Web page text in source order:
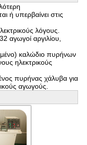
ή υπερβαίνει στις
λόγους.
αγωγοί αργιλίου,
καλώδιο πυρήνων
ηλεκτρικούς
πυρήνας χάλυβα για
αγωγούς.